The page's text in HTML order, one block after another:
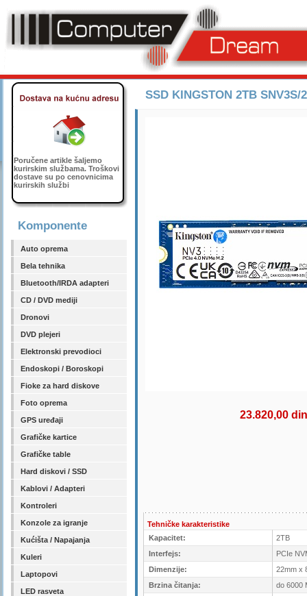
Poručene artikle šaljemo
kurirskim službama. Troškovi
dostave su po cenovnicima
kurirskih službi
Komponente
Auto oprema
Bela tehnika
Bluetooth/IRDA adapteri
CD / DVD mediji
Dronovi
DVD plejeri
Elektronski prevodioci
Endoskopi / Boroskopi
Fioke za hard diskove
Foto oprema
GPS uređaji
Grafičke kartice
Grafičke table
Hard diskovi / SSD
Kablovi / Adapteri
Kontroleri
Konzole za igranje
Kućišta / Napajanja
Kuleri
Laptopovi
LED rasveta
SSD KINGSTON 2TB SNV3S/
23.820,00
Tehničke karakteristike
Kapacitet:
2TB
Interfejs:
PCIe
Dimenzije:
22mm x
Brzina čitanja:
do 6000